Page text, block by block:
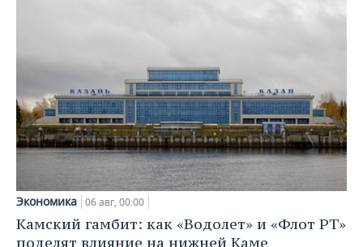
Экономика 06 авг, 00:00
Камский гамбит: как «Водолет» и «Флот РТ»
поделят влияние на нижней Каме